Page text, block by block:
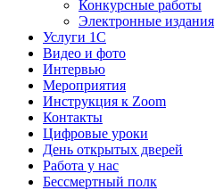
Конкурсные работы
Электронные издания
Услуги 1C
Видео и фото
Интервью
Мероприятия
Инструкция к Zoom
Контакты
Цифровые уроки
День открытых дверей
Работа у нас
Бессмертный полк